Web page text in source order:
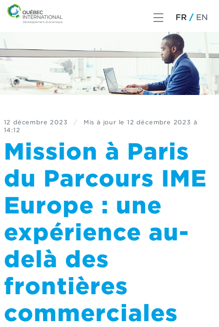
FR EN
12 décembre 2023 / Mis à jour le 12 décembre 2023 à
14:12
Mission à Paris
du Parcours IME
Europe : une
expérience au-
delà des
frontières
commerciales